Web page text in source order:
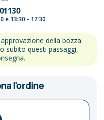
e 13:30 - 17:30
della bozza
subito questi passaggi,
l'ordine